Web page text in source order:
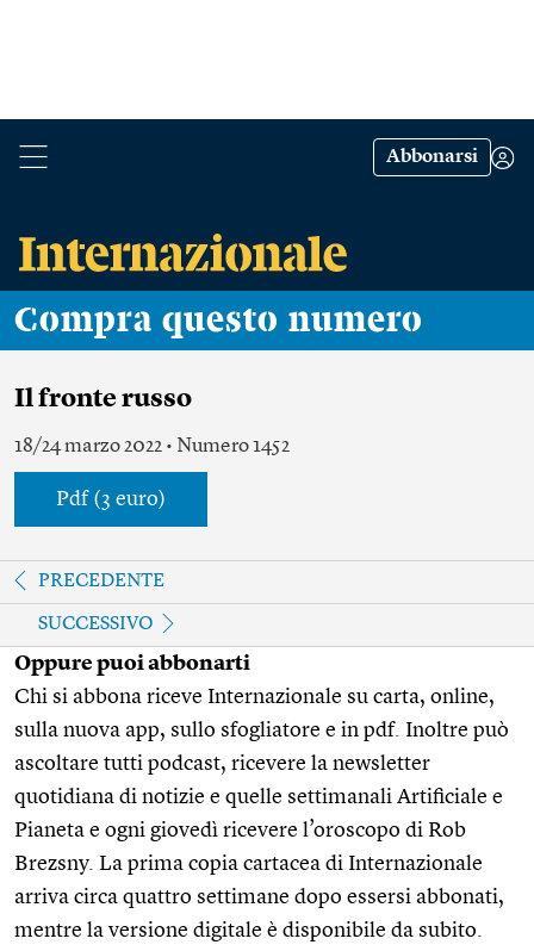
Abbonarsi
Compra questo numero
Il fronte russo
18/24 marzo 2022 • Numero 1452
Pdf (3 euro)
PRECEDENTE
SUCCESSIVO
Oppure puoi abbonarti
Chi si abbona riceve Internazionale su carta, online,
sulla nuova app, sullo sfogliatore e in pdf. Inoltre può
ascoltare tutti podcast, ricevere la newsletter
quotidiana di notizie e quelle settimanali Artificiale e
Pianeta e ogni giovedì ricevere l’oroscopo di Rob
Brezsny. La prima copia cartacea di Internazionale
arriva circa quattro settimane dopo essersi abbonati,
mentre la versione digitale è disponibile da subito.